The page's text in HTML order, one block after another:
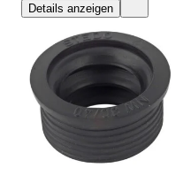
Details anzeigen